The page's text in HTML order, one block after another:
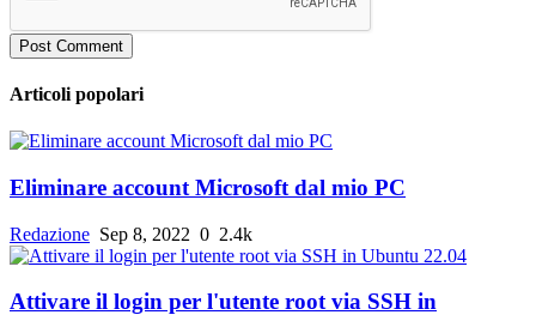
Post Comment
Articoli popolari
Eliminare account Microsoft dal mio PC
Redazione Sep 8, 2022 0 2.4k
Attivare il login per l'utente root via SSH in